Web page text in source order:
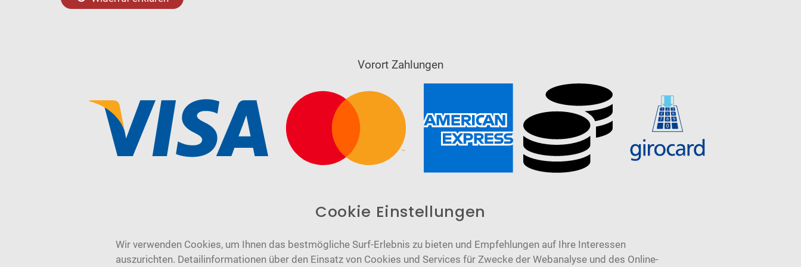
Vorort Zahlungen
Cookie Einstellungen
Wir verwenden Cookies, um Ihnen das bestmögliche Surf-Erlebnis zu bieten und Empfehlungen auf Ihre Interessen
auszurichten. Detailinformationen über den Einsatz von Cookies und Services für Zwecke der Webanalyse und des Online-